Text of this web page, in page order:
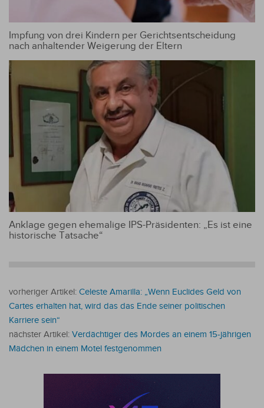
Impfung von drei Kindern per Gerichtsentscheidung
nach anhaltender Weigerung der Eltern
Anklage gegen ehemalige IPS-Präsidenten: „Es ist eine
historische Tatsache“
vorheriger Artikel: Celeste Amarilla: „Wenn Euclides Geld von
Cartes erhalten hat, wird das das Ende seiner politischen
Karriere sein“
nächster Artikel: Verdächtiger des Mordes an einem 15-jährigen
Mädchen in einem Motel festgenommen